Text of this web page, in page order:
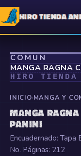
HIRO TIENDA
COMÚN
MANGA RAGNA
HIRO TIENDA
INICIO›MANGA Y
MANGA
PANINI
Encuadernado: Tapa
No. Páginas: 212